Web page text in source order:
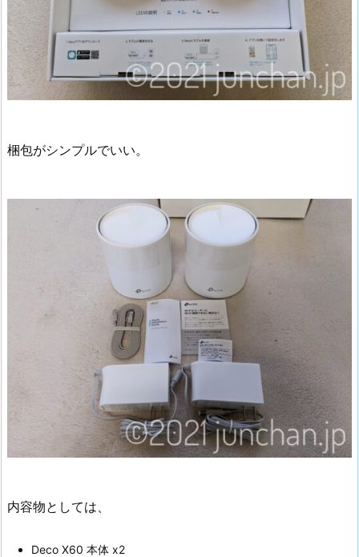
梱包がシンプルでいい。
内容物としては、
Deco X60 本体 x2